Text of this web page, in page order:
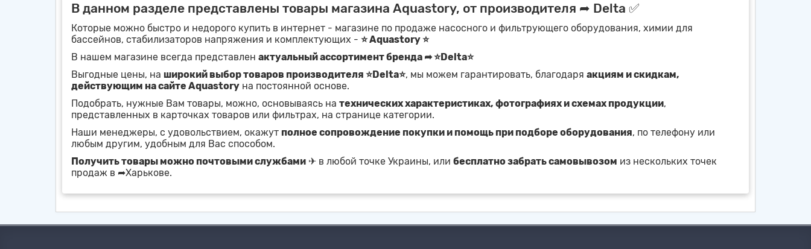
В данном разделе представлены товары магазина Aquastory, от производителя ➦ Delta ✅
Которые можно быстро и недорого купить в интернет - магазине по продаже насосного и фильтрующего оборудования, химии для
бассейнов, стабилизаторов напряжения и комплектующих - ⭐ Aquastory ⭐
В нашем магазине всегда представлен актуальный ассортимент бренда ➦ ⭐Delta⭐
Выгодные цены, на широкий выбор товаров производителя ⭐Delta⭐, мы можем гарантировать, благодаря акциям и скидкам,
действующим на сайте Aquastory на постоянной основе.
Подобрать, нужные Вам товары, можно, основываясь на технических характеристиках, фотографиях и схемах продукции,
представленных в карточках товаров или фильтрах, на странице категории.
Наши менеджеры, с удовольствием, окажут полное сопровождение покупки и помощь при подборе оборудования, по телефону или
любым другим, удобным для Вас способом.
Получить товары можно почтовыми службами ✈ в любой точке Украины, или бесплатно забрать самовывозом из нескольких точек
продаж в ➦Харькове.